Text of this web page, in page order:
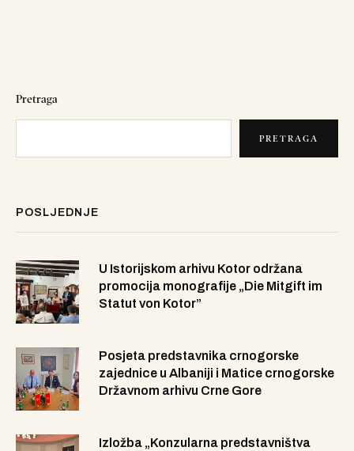
Pretraga
PRETRAGA
POSLJEDNJE
U Istorijskom arhivu Kotor održana
promocija monografije „Die Mitgift im
Statut von Kotor”
Posjeta predstavnika crnogorske
zajednice u Albaniji i Matice crnogorske
Državnom arhivu Crne Gore
Izložba „Konzularna predstavništva